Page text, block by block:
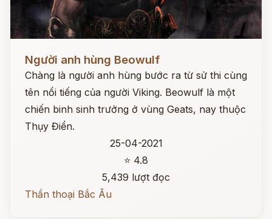
Người anh hùng Beowulf
Chàng là người anh hùng bước ra từ sử thi cùng
tên nổi tiếng của người Viking. Beowulf là một
chiến binh sinh trưởng ở vùng Geats, nay thuộc
Thụy Điển.
25-04-2021
⭐ 4.8
5,439 lượt đọc
Thần thoại Bắc Âu